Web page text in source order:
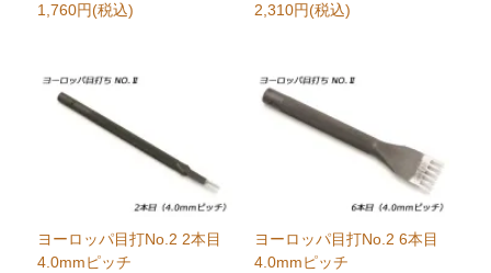
1,760円(税込)
2,310円(税込)
ヨーロッパ目打No.2 2本目
4.0mmピッチ
ヨーロッパ目打No.2 6本目
4.0mmピッチ